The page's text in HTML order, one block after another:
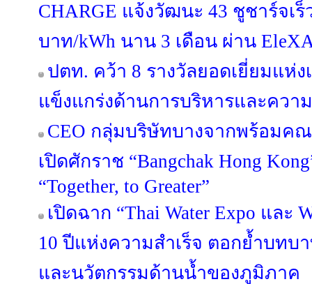
CHARGE แจ้งวัฒนะ 43 ชูชาร์จเร็
บาท/kWh นาน 3 เดือน ผ่าน
ปตท. คว้า 8 รางวัลยอดเยี่ยมแห่
แข็งแกร่งด้านการบริหารและควา
CEO กลุ่มบริษัทบางจากพร้อมค
เปิดศักราช “Bangchak Hong
“Together, to Greater”
เปิดฉาก “Thai Water Expo และ
10 ปีแห่งความสำเร็จ ตอกย้ำบทบ
และนวัตกรรมด้านน้ำของภูมิภาค